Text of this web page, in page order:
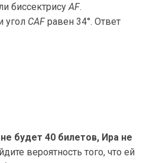
биссектрисуAF.
угол CAFравен 34°. Ответ
будет 40 билетов, Ира не
вероятность того, что ей